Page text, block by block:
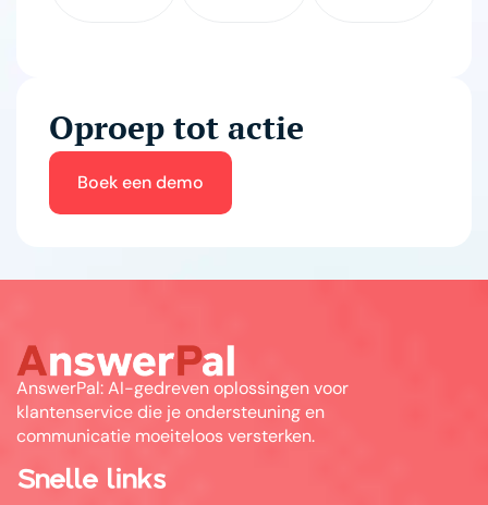
Oproep tot actie
Boek een demo
AnswerPal: AI-gedreven oplossingen voor
klantenservice die je ondersteuning en
communicatie moeiteloos versterken.
Snelle links